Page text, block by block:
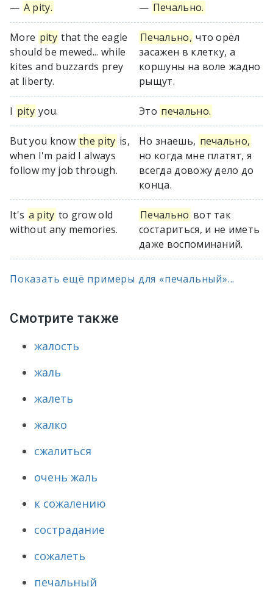
— A pity. — Печально.
More pity that the eagle
should be mewed... while
kites and buzzards prey
at liberty.
Печально, что орёл
засажен в клетку, а
коршуны на воле жадно
рыщут.
I pity you. Это печально.
But you know the pity is,
when I'm paid I always
follow my job through.
Но знаешь, печально,
но когда мне платят, я
всегда довожу дело до
конца.
It's a pity to grow old
without any memories.
Печально вот так
состариться, и не иметь
даже воспоминаний.
Показать ещё примеры для «печальный»...
Смотрите также
жалость
жаль
жалеть
жалко
сжалиться
очень жаль
к сожалению
сострадание
сожалеть
печальный